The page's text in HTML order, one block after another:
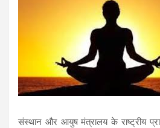
संस्थान और आयुष मंत्रालय के राष्ट्रीय